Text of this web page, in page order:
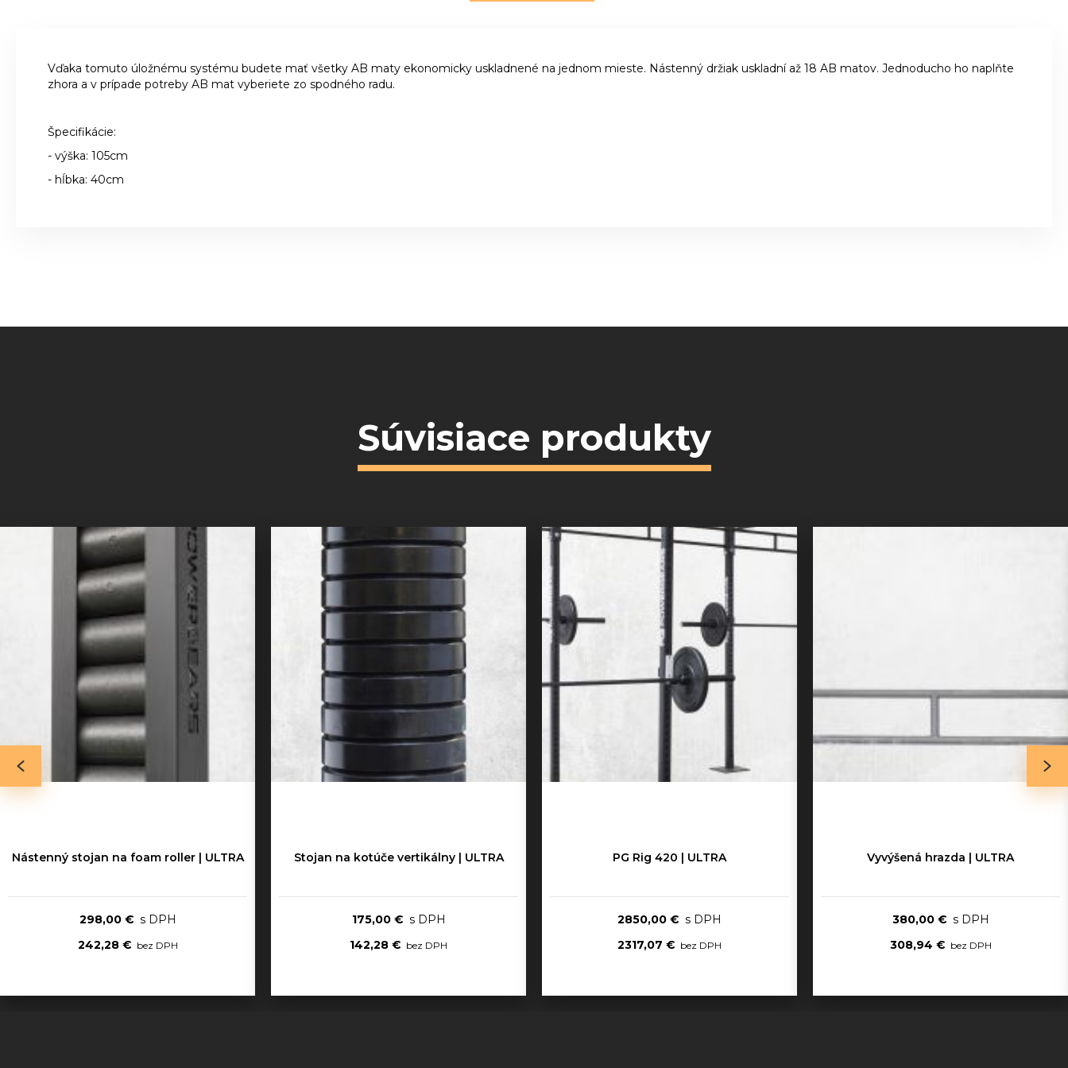
Vďaka tomuto úložnému systému budete mať všetky AB maty ekonomicky uskladnené na jednom mieste. Nástenný držiak uskladní až 18 AB matov. Jednoducho ho naplňte
zhora a v prípade potreby AB mat vyberiete zo spodného radu.
Špecifikácie:
- výška: 105cm
- hĺbka: 40cm
Súvisiace produkty
Nástenný stojan na foam roller | ULTRA
298,00 €
242,28 €
Stojan na kotúče vertikálny | ULTRA
175,00 €
142,28 €
PG Rig 420 | ULTRA
2850,00 €
2317,07 €
Vyvýšená hrazda | ULTRA
380,00 €
308,94 €